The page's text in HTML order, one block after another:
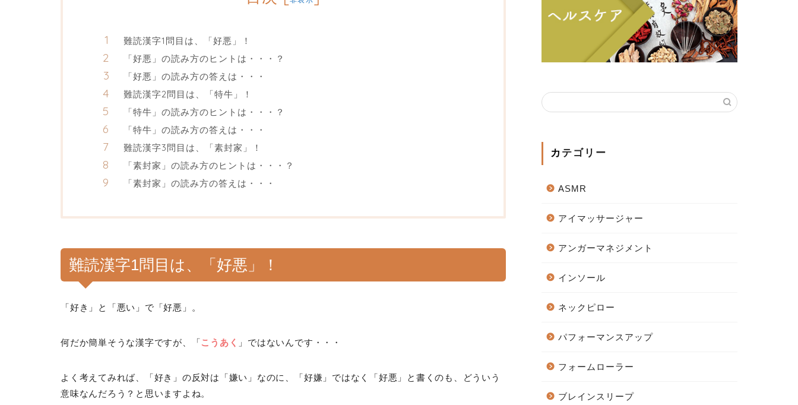
難読漢字1問目は、「好悪」！
「好悪」の読み方のヒントは・・・？
「好悪」の読み方の答えは・・・
難読漢字2問目は、「特牛」！
「特牛」の読み方のヒントは・・・？
「特牛」の読み方の答えは・・・
難読漢字3問目は、「素封家」！
「素封家」の読み方のヒントは・・・？
「素封家」の読み方の答えは・・・
難読漢字1問目は、「好悪」！
「好き」と「悪い」で「好悪」。
何だか簡単そうな漢字ですが、「こうあく 」ではないんです・・・
よく考えてみれば、「好き」の反対は「嫌い」なのに、「好嫌」ではなく「好悪」と書くのも、どういう
意味なんだろう？と思いますよね。
カテゴリー
ASMR
アイマッサージャー
アンガーマネジメント
インソール
ネックピロー
パフォーマンスアップ
フォームローラー
ブレインスリープ